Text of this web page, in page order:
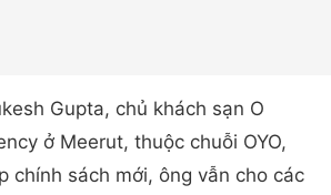
Gupta, chủ khách sạn O
ở Meerut, thuộc chuỗi OYO,
chính sách mới, ông vẫn cho các